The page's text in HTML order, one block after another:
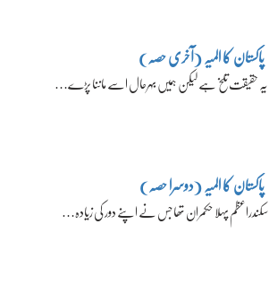
پاکستان کا المیہ (آخری حصہ)
یہ حقیقت تلخ ہے لیکن ہمیں بہرحال اسے ماننا پڑے…
پاکستان کا المیہ (دوسرا حصہ)
سکندراعظم پہلا حکمران تھا جس نے اپنے دور کی زیادہ…